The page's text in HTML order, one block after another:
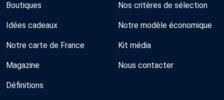
Boutiques
Idées cadeaux
Notre carte de France
Magazine
Définitions
Nos critères de sélection
Notre modèle économique
Kit média
Nous contacter